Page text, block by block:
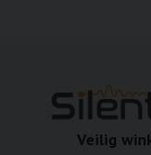
Veilig